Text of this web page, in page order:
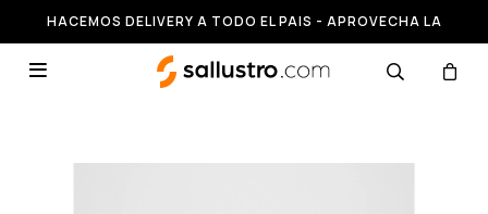
HACEMOS DELIVERY A TODO EL PAIS - APROVECHA LA
RUNNING HASTA 50% OFF
